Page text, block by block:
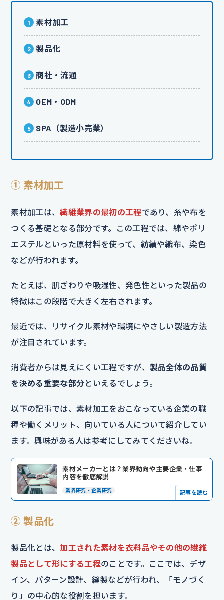
素材加工
製品化
商社・流通
OEM・ODM
SPA（製造小売業）
① 素材加工
素材加工は、繊維業界の最初の工程であり、糸や布を
つくる基礎となる部分です。この工程では、綿やポリ
エステルといった原材料を使って、紡績や織布、染色
などが行われます。
たとえば、肌ざわりや吸湿性、発色性といった製品の
特徴はこの段階で大きく左右されます。
最近では、リサイクル素材や環境にやさしい製造方法
が注目されています。
消費者からは見えにくい工程ですが、 製品全体の品質
を決める重要な部分といえるでしょう。
以下の記事では、素材加工をおこなっている企業の職
種や働くメリット、向いている人について紹介してい
ます。興味がある人は参考にしてみてくださいね。
素材メーカーとは？業界動向や主要企業・仕事
内容を徹底解説
業界研究・企業研究 記事を読む
② 製品化
製品化とは、 加工された素材を衣料品やその他の繊維
製品として形にする工程のことです。ここでは、デザ
イン、パターン設計、縫製などが行われ、「モノづく
り」の中心的な役割を担います。